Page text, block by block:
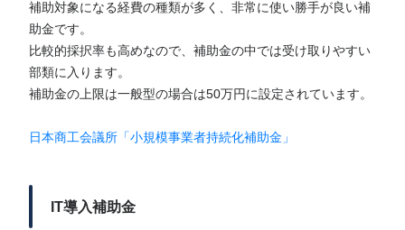
補助対象になる経費の種類が多く、非常に使い勝手が良い補
助金です。
比較的採択率も高めなので、補助金の中では受け取りやすい
部類に入ります。
補助金の上限は一般型の場合は50万円に設定されています。
日本商工会議所「小規模事業者持続化補助金」
IT導入補助金